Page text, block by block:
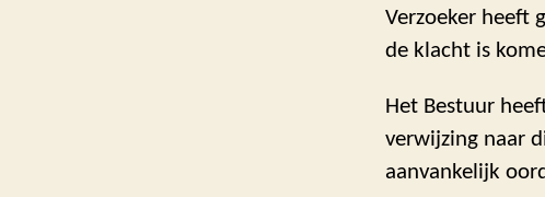
Verzoeker heeft
de klacht is
Het Bestuur
verwijzing naar
aanvankelijk